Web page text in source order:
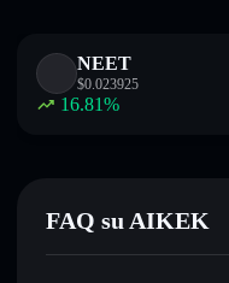
NEET
$0.023925
16.81%
FAQ su AIKEK